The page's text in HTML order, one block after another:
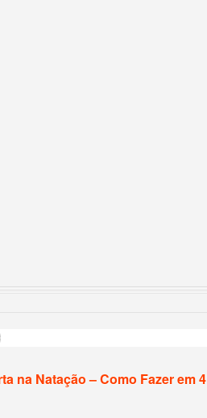
na Natação – Como Fazer em 4